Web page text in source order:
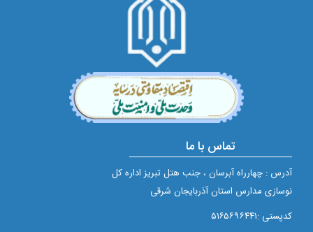
تماس با ما
آدرس : چهارراه آبرسان ، جنب هتل تبریز اداره کل
نوسازی مدارس استان آذربایجان شرقی
کدپستی :۵۱۶۵۶۹۶۴۴۱